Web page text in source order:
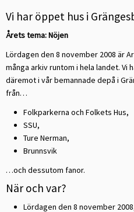
Vi har öppet hus i
Årets tema: Nöjen
Lördagen den 8 november 2008 är
många arkiv runtom i hela landet. Vi
däremot i vår bemannade depå i
från…
Folkparkerna och Folkets Hus,
SSU,
Ture Nerman,
Brunnsvik
…och dessutom fanor.
När och var?
Lördagen den 8 november